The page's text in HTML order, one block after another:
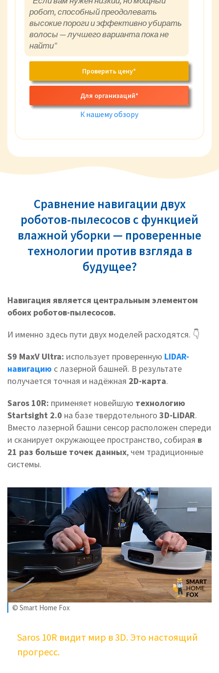
робот, способный преодолевать
высокие пороги и эффективно убирать
волосы — лучшего варианта пока не
найти"
Проверить цену*
Для организаций*
К нашему обзору
Сравнение навигации двух
роботов-пылесосов с функцией
влажной уборки — проверенные
технологии против взгляда в
будущее?
Навигация является центральным элементом
обоих роботов-пылесосов.
И именно здесь пути двух моделей расходятся. 👇
S9 MaxV Ultra: использует проверенную LIDAR-
навигацию с лазерной башней. В результате
получается точная и надёжная 2D-карта.
Saros 10R: применяет новейшую технологию
Startsight 2.0 на базе твердотельного 3D-LiDAR.
Вместо лазерной башни сенсор расположен спереди
и сканирует окружающее пространство, собирая в
21 раз больше точек данных, чем традиционные
системы.
© Smart Home Fox
Saros 10R видит мир в 3D. Это настоящий
прогресс.